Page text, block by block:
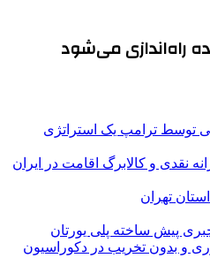
راه‌اندازی می‌شود
توسط ترامپ یک استراتژی
نقدی و کالابرگ اقامت در ایران
تهران
پیش ساخته پلی یورتان
و بدون تخریب در دکوراسیون